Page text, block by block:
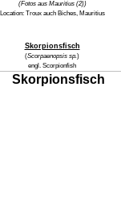
(Fotos aus Mauritius (2))
Location: Troux auch Biches, Mauritius
Skorpionsfisch
(Scorpaenopsis sp.)
engl. Scorpionfish